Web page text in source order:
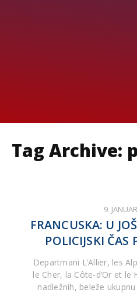
Tag Archive:
9.
FRANCUSKA: U
POLICIJSKI ČAS
Departmani L’Allier, les
le Cher, la Côte-d’Or et
nadležnih, beleže